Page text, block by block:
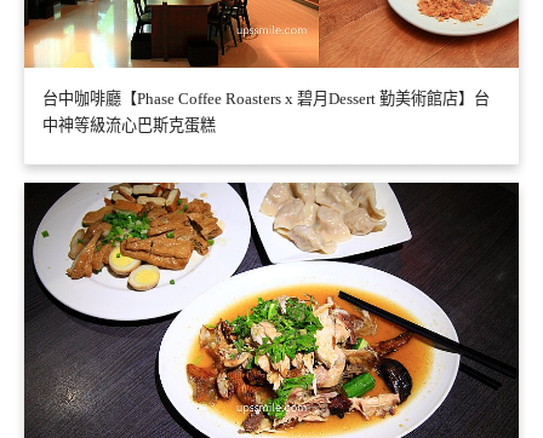
台中咖啡廳【Phase Coffee Roasters x 碧月Dessert 勤美術館店】台
中神等級流心巴斯克蛋糕